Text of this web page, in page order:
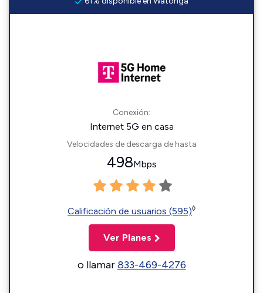
Conexión:
Internet 5G en casa
Velocidades de descarga de hasta
498Mbps
Calificación de usuarios (595)◊
Ver Planes
o llamar833-469-4276